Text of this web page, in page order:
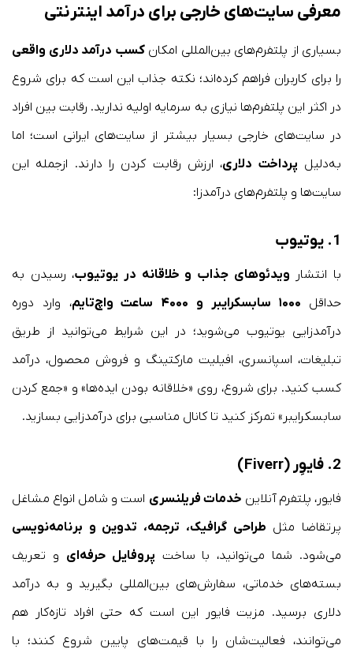
معرفی سایت‌های خارجی برای درآمد اینترنتی
بسیاری از پلتفرم‌های بین‌المللی امکانکسب درآمد دلاری واقعی
را برای کاربران فراهم کرده‌اند؛ نکته جذاب این است که برای شروع
در اکثر این پلتفرم‌ها نیازی به سرمایه اولیه ندارید. رقابت بین افراد
در سایت‌های خارجی بسیار بیشتر از سایت‌های ایرانی است؛ اما
به‌دلیل پرداخت دلاری، ارزش رقابت کردن را دارند. ازجمله این
سایت‌ها و پلتفرم‌های درآمدزا:
1. یوتیوب
با انتشار ویدئوهای جذاب و خلاقانه در یوتیوب، رسیدن به
حداقل
، وارد دوره
درآمدزایی یوتیوب می‌شوید؛ در این شرایط می‌توانید از طریق
تبلیغات، اسپانسری، افیلیت مارکتینگ و فروش محصول، درآمد
کسب کنید. برای شروع، روی «خلاقانه بودن ایده‌ها» و «جمع کردن
سابسکرایبر» تمرکز کنید تا کانال مناسبی برای درآمدزایی بسازید.
2. فایوِر (Fiverr)
فایور، پلتفرم آنلاین خدمات فریلنسری است و شامل انواع مشاغل
پرتقاضا مثل طراحی گرافیک، ترجمه، تدوین و برنامه‌نویسی
می‌شود. شما می‌توانید، با ساخت پروفایل حرفه‌ای و تعریف
بسته‌های خدماتی، سفارش‌های بین‌المللی بگیرید و به درآمد
دلاری برسید. مزیت فایور این است که حتی افراد تازه‌کار هم
می‌توانند، فعالیت‌شان را با قیمت‌های پایین شروع کنند؛ با